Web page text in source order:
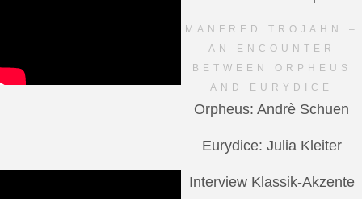
MANFRED TROJAHN –
AN ENCOUNTER
BETWEEN ORPHEUS
AND EURYDICE
Orpheus: Andrè Schuen
Eurydice: Julia Kleiter
Interview Klassik-Akzente